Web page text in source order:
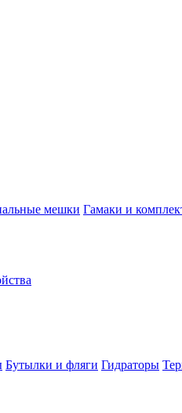
мешки Гамаки и
Бутылки и фляги Гидраторы